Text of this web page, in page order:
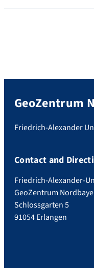
GeoZentrum
Friedrich-Alexander
Contact and
Friedrich-Alexander-
GeoZentrum
Schlossgarten 5
91054 Erlangen